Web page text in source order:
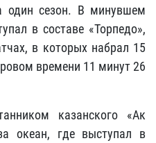
один сезон. В минувшем
в составе «Торпедо»,
в которых набрал 15
времени 11 минут 26
казанского «Ак
океан, где выступал в